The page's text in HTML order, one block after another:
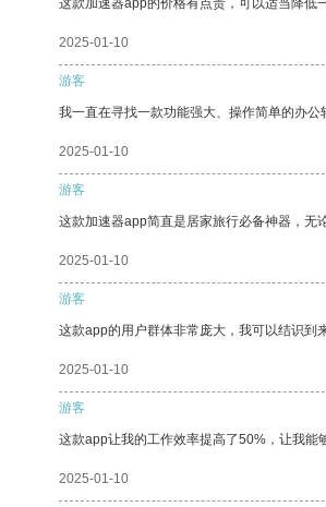
这款加速器app的价格有点贵，可以适当降低
2025-01-10
游客
我一直在寻找一款功能强大、操作简单的办
2025-01-10
游客
这款加速器app简直是居家旅行必备神器，无
2025-01-10
游客
这款app的用户群体非常庞大，我可以结识到
2025-01-10
游客
这款app让我的工作效率提高了50%，让我能
2025-01-10